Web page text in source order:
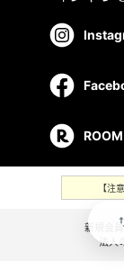
ROOM
【注
新規会
法人